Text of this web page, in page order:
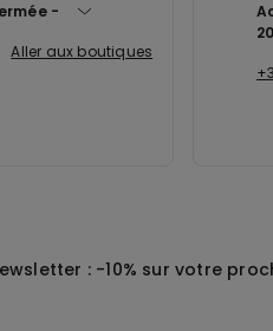
Aller aux boutiques
: -10% sur votre